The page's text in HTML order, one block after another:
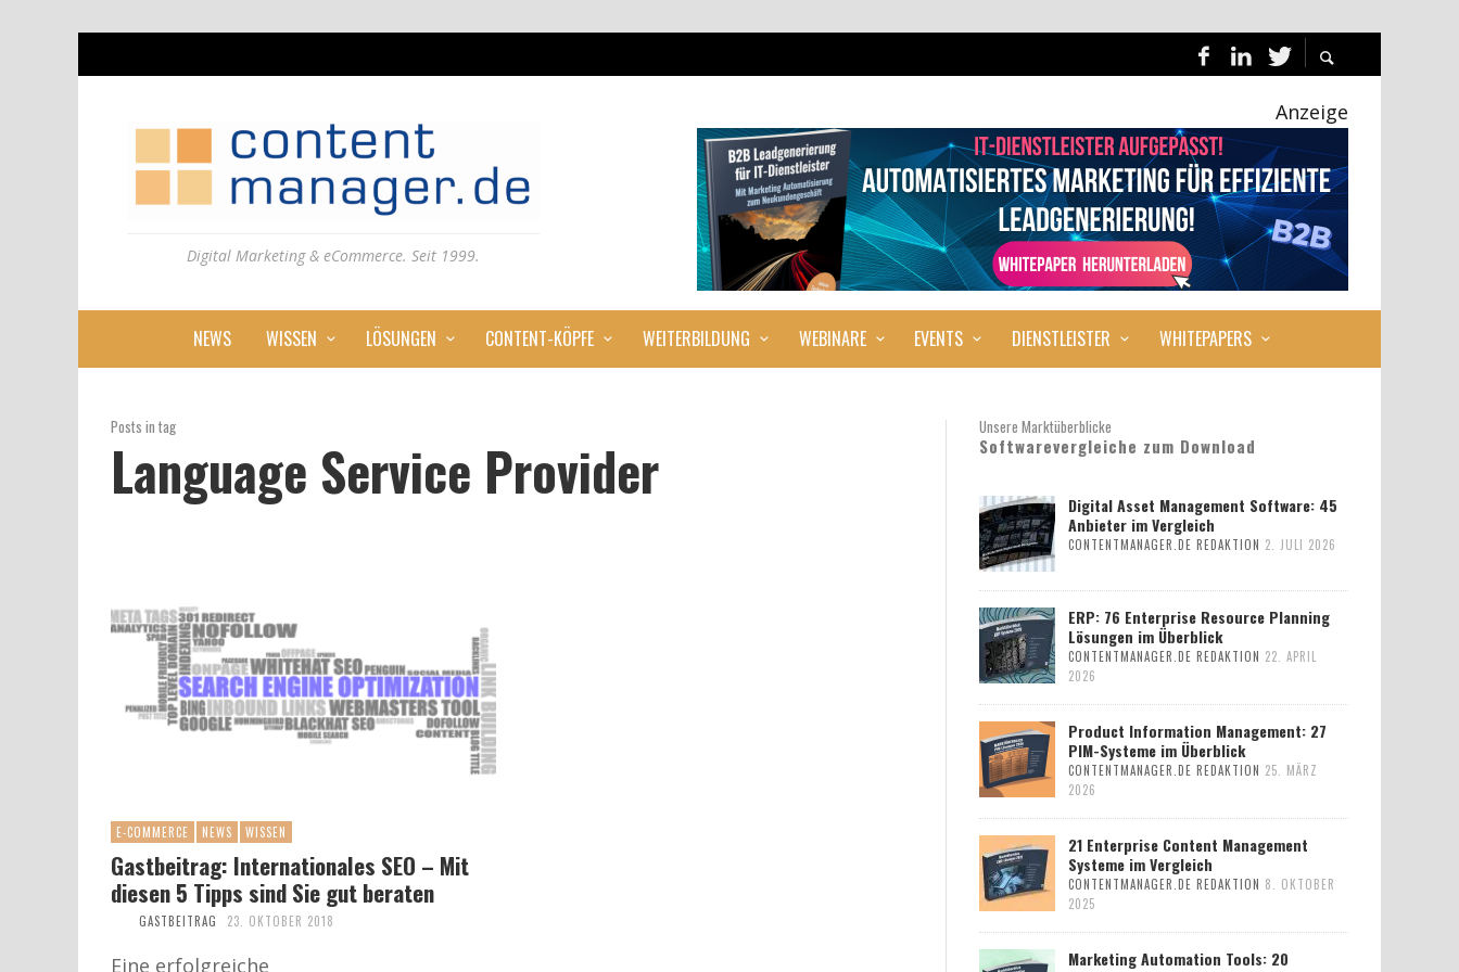
Digital Marketing & eCommerce. Seit 1999.
Anzeige
NEWS WISSEN LÖSUNGEN CONTENT-KÖPFE WEITERBILDUNG WEBINARE EVENTS DIENSTLEISTER WHITEPAPERS
Posts in tag
Language Service Provider
E-COMMERCE NEWS WISSEN
Gastbeitrag: Internationales SEO – Mit
diesen 5 Tipps sind Sie gut beraten
GASTBEITRAG 23. OKTOBER 2018
Eine erfolgreiche
Unsere Marktüberblicke
Softwarevergleiche zum Download
Digital Asset Management Software: 45
Anbieter im Vergleich
CONTENTMANAGER.DE REDAKTION 2. JULI 2026
ERP: 76 Enterprise Resource Planning
Lösungen im Überblick
CONTENTMANAGER.DE REDAKTION 22. APRIL
2026
Product Information Management: 27
PIM-Systeme im Überblick
CONTENTMANAGER.DE REDAKTION 25. MÄRZ
2026
21 Enterprise Content Management
Systeme im Vergleich
CONTENTMANAGER.DE REDAKTION 8. OKTOBER
2025
Marketing Automation Tools: 20